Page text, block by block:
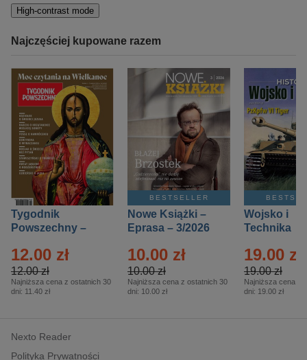
High-contrast mode
Najczęściej kupowane razem
Tygodnik
Powszechny –
12.00 zł
12.00 zł
Najniższa cena z ostatnich 30
dni: 11.40 zł
BESTSELLER
Nowe Książki –
Eprasa – 3/2026
10.00 zł
10.00 zł
Najniższa cena z ostatnich 30
dni: 10.00 zł
Wojsko i
Technika
– 2/2026
19.00 zł
19.00 zł
Najniższa cena z
dni: 19.00 zł
Nexto Reader
Polityka Prywatności